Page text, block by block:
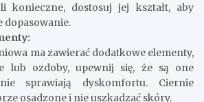
konieczne, dostosuj jej kształt, aby
dopasowanie.
ma zawierać dodatkowe elementy,
lub ozdoby, upewnij się, że są one
sprawiają dyskomfortu. Ciernie
osadzone i nie uszkadzać skóry.